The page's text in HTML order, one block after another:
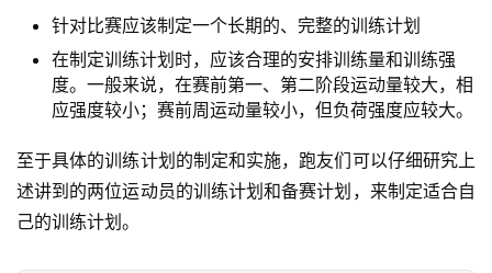
针对比赛应该制定一个长期的、完整的训练计划
在制定训练计划时，应该合理的安排训练量和训练强
度。一般来说，在赛前第一、第二阶段运动量较大，相
应强度较小；赛前周运动量较小，但负荷强度应较大。
至于具体的训练计划的制定和实施，跑友们可以仔细研究上
述讲到的两位运动员的训练计划和备赛计划，来制定适合自
己的训练计划。